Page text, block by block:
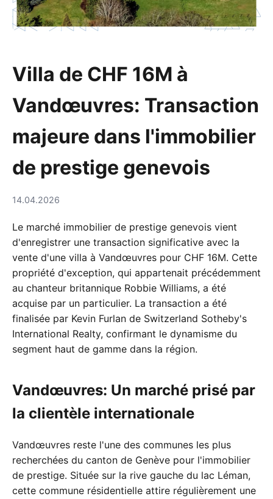
Villa de CHF 16M à
Vandœuvres: Transaction
majeure dans l'immobilier
de prestige genevois
14.04.2026
Le marché immobilier de prestige genevois vient
d'enregistrer une transaction significative avec la
vente d'une villa à Vandœuvres pour CHF 16M. Cette
propriété d'exception, qui appartenait précédemment
au chanteur britannique Robbie Williams, a été
acquise par un particulier. La transaction a été
finalisée par Kevin Furlan de Switzerland Sotheby's
International Realty, confirmant le dynamisme du
segment haut de gamme dans la région.
Vandœuvres: Un marché prisé par
la clientèle internationale
Vandœuvres reste l'une des communes les plus
recherchées du canton de Genève pour l'immobilier
de prestige. Située sur la rive gauche du lac Léman,
cette commune résidentielle attire régulièrement une